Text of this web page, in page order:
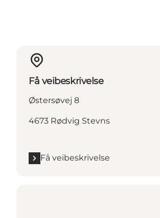
Få veibeskrivelse
Østersøvej 8
4673 Rødvig Stevns
Få veibeskrivelse